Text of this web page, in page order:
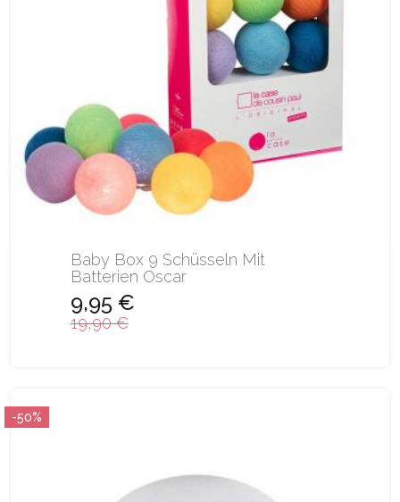
Baby Box 9 Schüsseln Mit
Batterien Oscar
9,95 €
19,90 €
-50%